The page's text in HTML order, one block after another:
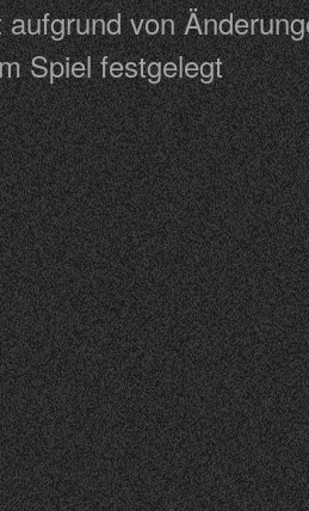
von
Spiel festgelegt